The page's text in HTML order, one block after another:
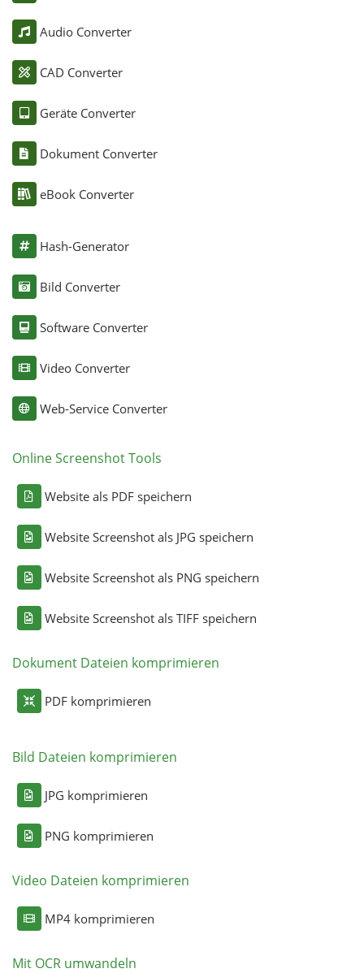
Audio Converter
CAD Converter
Geräte Converter
Dokument Converter
eBook Converter
Hash-Generator
Bild Converter
Software Converter
Video Converter
Web-Service Converter
Online Screenshot Tools
Website als PDF speichern
Website Screenshot als JPG speichern
Website Screenshot als PNG speichern
Website Screenshot als TIFF speichern
Dokument Dateien komprimieren
PDF komprimieren
Bild Dateien komprimieren
JPG komprimieren
PNG komprimieren
Video Dateien komprimieren
MP4 komprimieren
Mit OCR umwandeln